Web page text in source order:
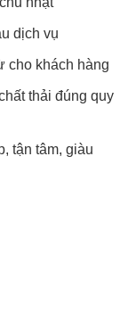
dịch vụ
cho khách hàng
thải đúng quy
tận tâm, giàu